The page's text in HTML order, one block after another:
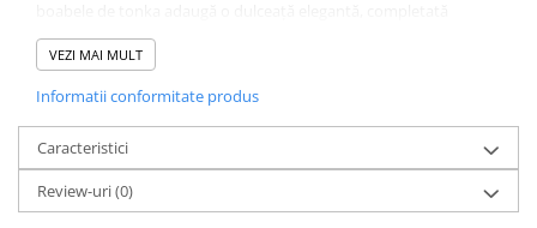
perfect de rafinamentul iasomiei. La bază, vanilia cremoasă,
moscul catifelat, lemnul de santal și ambra creează o amprentă
The Kingdom Women este alegerea ideală pentru femeile care
iubesc parfumurile dulci, elegante și sofisticate. Aroma sa
versatilă îl face potrivit atât pentru utilizarea zilnică, cât și pentru
evenimente speciale, oferind o prezență rafinată și memorabilă.
Avantaje:
Parfum feminin dulce, floral și elegant
VEZI MAI MULT
Informatii conformitate produs
Caracteristici
Review-uri(0)